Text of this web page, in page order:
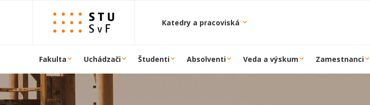
Prejsť na obsah
Katedry a pracoviská
Fakulta Uchádzači Študenti Absolventi Veda a výskum Zamestnanci